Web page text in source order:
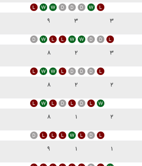
۹ ۳ ۳
۸ ۲ ۳
۸ ۲ ۲
۸ ۱ ۲
۹ ۱ ۱